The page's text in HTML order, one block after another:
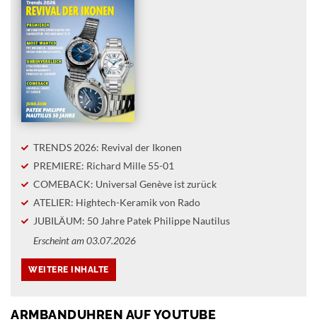
TRENDS 2026: Revival der Ikonen
PREMIERE: Richard Mille 55-01
COMEBACK: Universal Genève ist zurück
ATELIER: Hightech-Keramik von Rado
JUBILÄUM: 50 Jahre Patek Philippe Nautilus
Erscheint am 03.07.2026
ARMBANDUHREN AUF YOUTUBE